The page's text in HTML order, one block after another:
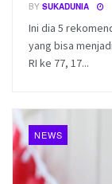
BY SUKADUNIA
Ini dia 5
yang bisa
RI ke 77, 17...
NEWS